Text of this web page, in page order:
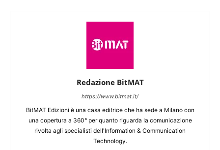
Redazione BitMAT
https://www.bitmat.it/
BitMAT Edizioni è una casa editrice che ha sede a Milano con
una copertura a 360° per quanto riguarda la comunicazione
rivolta agli specialisti dell'lnformation & Communication
Technology.